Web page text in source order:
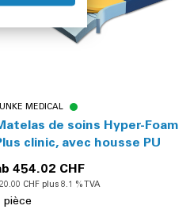
MEDICAL
de soins Hyper-Foam
clinic, avec housse PU
454.02 CHF
CHF plus 8.1 % TVA
pièce